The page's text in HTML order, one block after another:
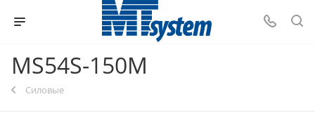
MS54S-150M
Силовые